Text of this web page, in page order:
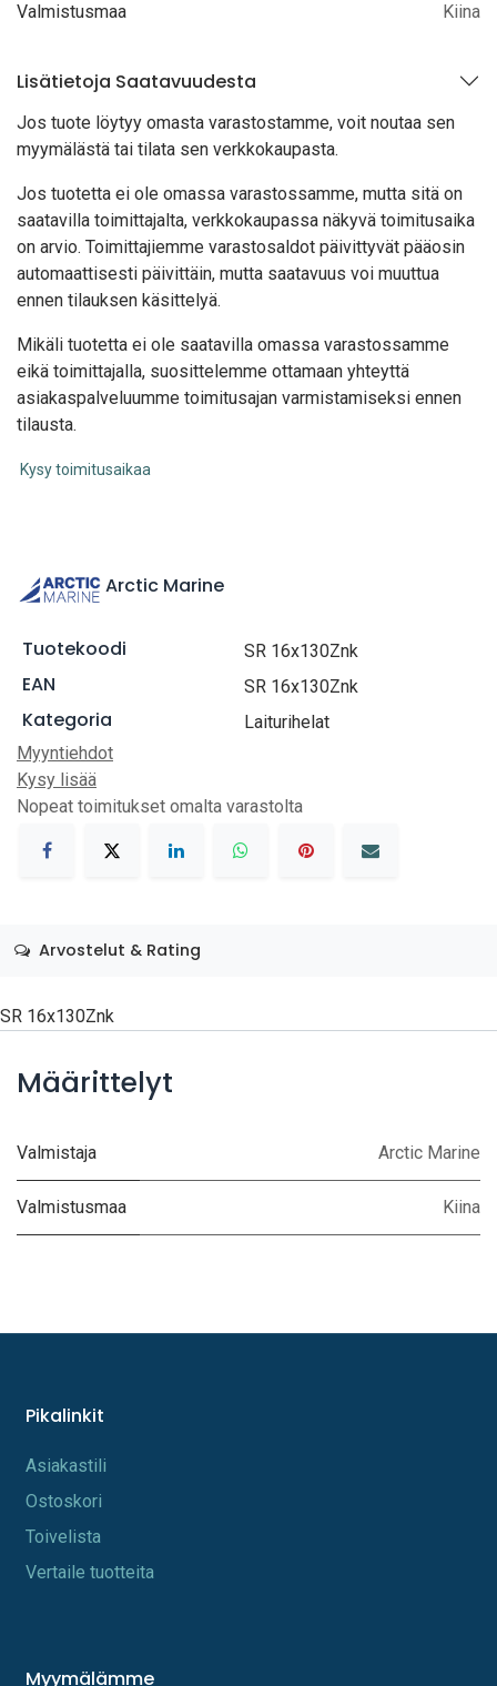
Valmistusmaa Kiina
Lisätietoja Saatavuudesta
Jos tuote löytyy omasta varastostamme, voit noutaa sen
myymälästä tai tilata sen verkkokaupasta.
Jos tuotetta ei ole omassa varastossamme, mutta sitä on
saatavilla toimittajalta, verkkokaupassa näkyvä toimitusaika
on arvio. Toimittajiemme varastosaldot päivittyvät pääosin
automaattisesti päivittäin, mutta saatavuus voi muuttua
ennen tilauksen käsittelyä.
Mikäli tuotetta ei ole saatavilla omassa varastossamme
eikä toimittajalla, suosittelemme ottamaan yhteyttä
asiakaspalveluumme toimitusajan varmistamiseksi ennen
tilausta.
Kysy toimitusaikaa
Arctic Marine
Tuotekoodi SR 16x130Znk
EAN SR 16x130Znk
Kategoria
Laiturihelat
Myyntiehdot
Kysy lisää
Nopeat toimitukset omalta varastolta
Arvostelut & Rating
SR 16x130Znk
Määrittelyt
Valmistaja Arctic Marine
Valmistusmaa Kiina
Pikalinkit
A​s​iakastili
Os​toskori
Toi​velista
Vertaile tuotteita
Myymälämme